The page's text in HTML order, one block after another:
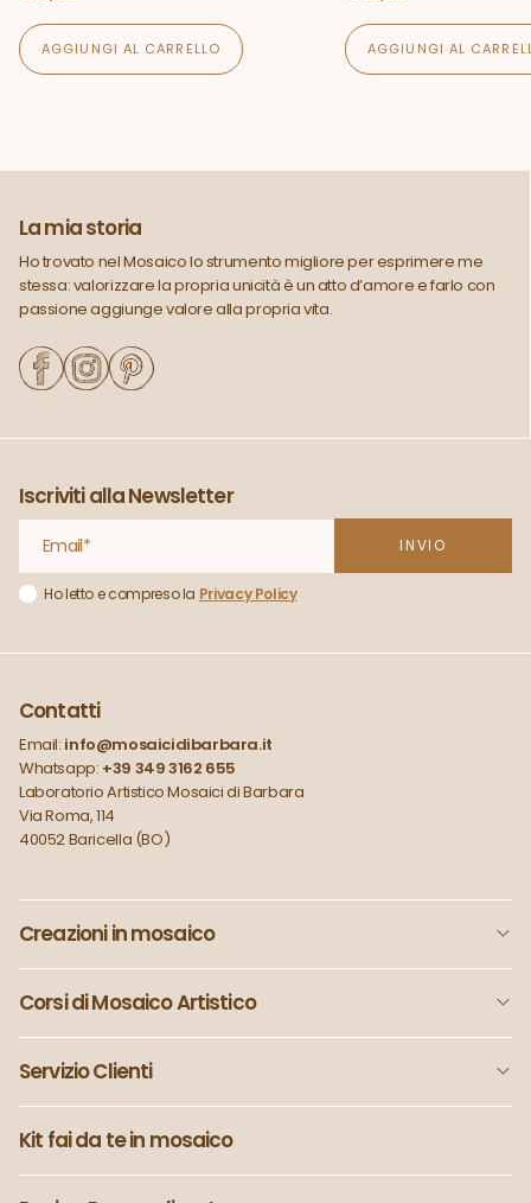
AGGIUNGI AL CARRELLO AGGIUNGI AL
La mia storia
Ho trovato nel Mosaico lo strumento migliore per esprimere me
stessa: valorizzare la propria unicità è un atto d’amore e farlo con
passione aggiunge valore alla propria vita.
Iscriviti alla Newsletter
Ho letto e compreso la Privacy Policy
Contatti
Email: info@mosaicidibarbara.it
Whatsapp: +39 349 3162 655
Laboratorio Artistico Mosaici di Barbara
Via Roma, 114
40052 Baricella (BO)
Creazioni in mosaico
Corsi di Mosaico Artistico
Servizio Clienti
Kit fai da te in mosaico